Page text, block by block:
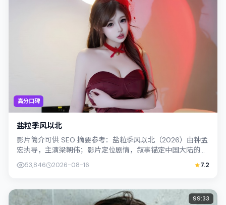
高分口碑
盐粒季风以北
影片简介可供 SEO 摘要参考：盐粒季风以北（2026）由钟孟
宏执导，主演梁朝伟；影片定位剧情，叙事锚定中国大陆的社
会议题与个体命运，镜头克制而...
53,846 2026-08-16 7.2
99:33